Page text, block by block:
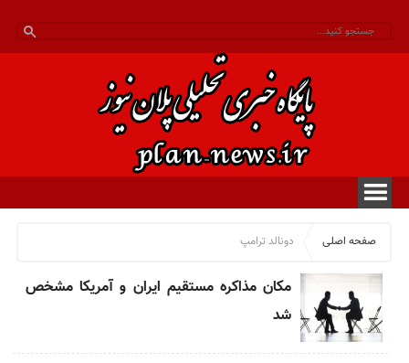
صفحه اصلی دونالد ترامپ
مکان مذاکره مستقیم ایران و آمریکا مشخص
شد